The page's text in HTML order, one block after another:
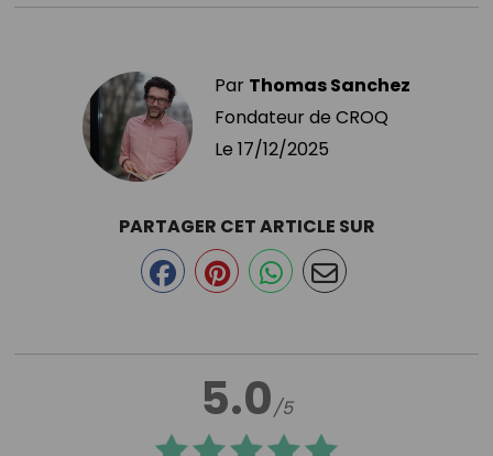
Par Thomas Sanchez
Fondateur de CROQ
Le 17/12/2025
5.0/5
PARTAGER CET ARTICLE SUR